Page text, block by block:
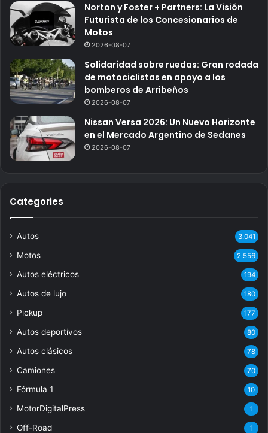
Norton y Foster + Partners: La Visión
Futurista de los Concesionarios de
Motos
2026-08-07
Solidaridad sobre ruedas: Gran rodada
de motociclistas en apoyo a los
bomberos de Arribeños
2026-08-07
Nissan Versa 2026: Un Nuevo Horizonte
en el Mercado Argentino de Sedanes
2026-08-07
Categories
Autos 3.041
Motos 2.556
Autos eléctricos 194
Autos de lujo 180
Pickup 177
Autos deportivos 80
Autos clásicos 78
Camiones 70
Fórmula 1 10
MotorDigitalPress 1
Off-Road 1